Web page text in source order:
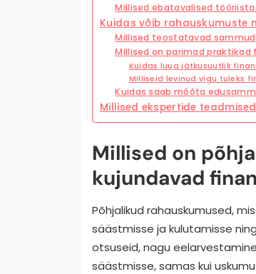
Millised ebatavalised
Kuidas võib rahauskumuste
Millised teostatavad
Millised on parimad
Kuidas luua jätkusuutlik
Milliseid levinud vigu tuleks
Kuidas saab mõõta
Millised ekspertide
Millised on
kujundavad
Põhjalikud rahauskumused,
säästmisse ja kulutamisse
otsuseid, nagu
säästmisse, samas kui